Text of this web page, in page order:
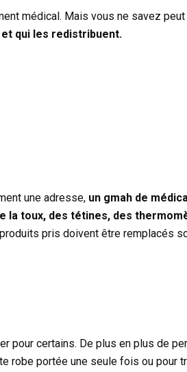
médical. Mais vous ne savez peut
qui les redistribuent.
une adresse, un gmah de
la toux, des tétines, des
pris doivent être remplacés
pour certains. De plus en plus de
robe portée une seule fois ou pour